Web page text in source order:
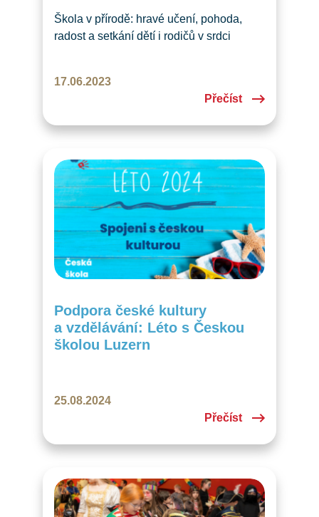
Škola v přírodě: hravé učení, pohoda,
radost a setkání dětí i rodičů v srdci
v přírodě v historii České školy Luzern.
A můžeme říci jedním slovem: PARÁDA!
17.06.2023
Přečíst
Podpora české kultury
a vzdělávání: Léto s Českou
školou Luzern
25.08.2024
Přečíst